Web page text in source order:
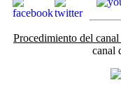
Procedimiento del
canal